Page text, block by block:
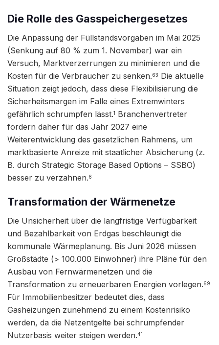
Die Rolle des Gasspeichergesetzes
Die Anpassung der Füllstandsvorgaben im Mai 2025
(Senkung auf 80 % zum 1. November) war ein
Versuch, Marktverzerrungen zu minimieren und die
Kosten für die Verbraucher zu senken.63 Die aktuelle
Situation zeigt jedoch, dass diese Flexibilisierung die
Sicherheitsmargen im Falle eines Extremwinters
gefährlich schrumpfen lässt.1 Branchenvertreter
fordern daher für das Jahr 2027 eine
Weiterentwicklung des gesetzlichen Rahmens, um
marktbasierte Anreize mit staatlicher Absicherung (z.
B. durch Strategic Storage Based Options – SSBO)
besser zu verzahnen.6
Transformation der Wärmenetze
Die Unsicherheit über die langfristige Verfügbarkeit
und Bezahlbarkeit von Erdgas beschleunigt die
kommunale Wärmeplanung. Bis Juni 2026 müssen
Großstädte (> 100.000 Einwohner) ihre Pläne für den
Ausbau von Fernwärmenetzen und die
Transformation zu erneuerbaren Energien vorlegen.69
Für Immobilienbesitzer bedeutet dies, dass
Gasheizungen zunehmend zu einem Kostenrisiko
werden, da die Netzentgelte bei schrumpfender
Nutzerbasis weiter steigen werden.41